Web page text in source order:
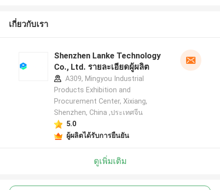
เกี่ยวกับเรา
Shenzhen Lanke Technology
Co., Ltd. รายละเอียดผู้ผลิต
A309, Mingyou Industrial
Products Exhibition and
Procurement Center, Xixiang,
Shenzhen, China ,ประเทศจีน
5.0
ผู้ผลิตได้รับการยืนยัน
ดูเพิ่มเติม